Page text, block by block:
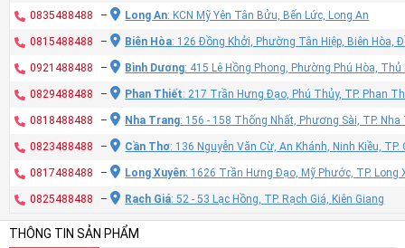
0835488488 – Long An: KCN Mỹ Yên Tân Bửu, Bến Lức, Long An
0815488488 – Biên Hòa: 126 Đồng Khởi, Phường Tân Hiệp, Biên Hòa,
0921488488 – Bình Dương: 415 Lê Hồng Phong, Phường Phú Hòa,
0829488488 – Phan Thiết: 217 Trần Hưng Đạo, Phú Thủy, TP. Phan
0818488488 – Nha Trang: 156 - 158 Thống Nhất, Phương Sài, TP.
0823488488 – Cần Thơ: 136 Nguyễn Văn Cừ, An Khánh, Ninh Kiều,
0817488488 – Long Xuyên: 1626 Trần Hưng Đạo, Mỹ Phước, TP. Long
0825488488 – Rạch Giá: 52 - 53 Lạc Hồng, TP. Rạch Giá, Kiên Giang
THÔNG TIN SẢN PHẨM